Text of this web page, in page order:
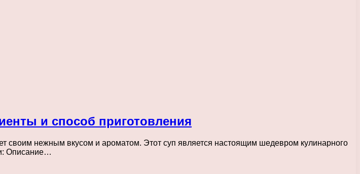
и способ приготовления
своим нежным вкусом и ароматом. Этот суп является настоящим шедевром кулинарного
Описание…